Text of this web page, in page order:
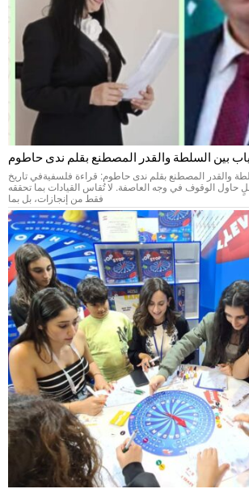
بين السلطة والقدر المصطنع بقلم ندى حاطوم
والقدر المصطنع بقلم ندى حاطوم: قراءة فلسفيةفي تاريخ
الوقوف في وجه العاصفة. لا تُقاس القيادات بما تحققه
فقط من إنجازات، بل بما